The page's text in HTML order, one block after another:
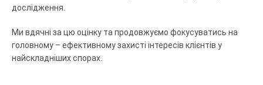
дослідження.
Ми вдячні за цю оцінку та продовжуємо фокусуватись на
головному – ефективному захисті інтересів клієнтів у
найскладніших спорах.